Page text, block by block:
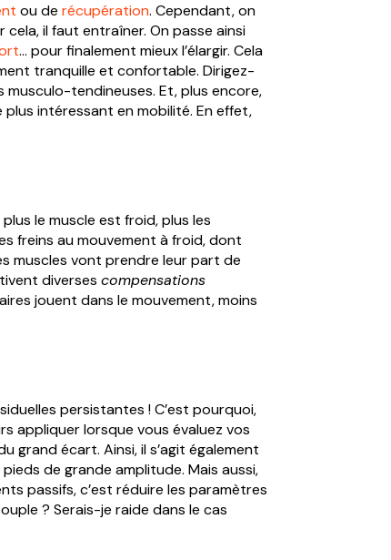
ou derécupération. Cependant, on
il faut entraîner. On passe ainsi
… pour finalement mieux l’élargir. Cela
tranquille et confortable. Dirigez-
tendineuses. Et, plus encore,
intéressant en mobilité. En effet,
plus le muscle est froid, plus les
freins au mouvement à froid, dont
muscles vont prendre leur part de
diversescompensations
jouent dans le mouvement, moins
persistantes ! C’est pourquoi,
appliquer lorsque vous évaluez vos
grand écart. Ainsi, il s’agit également
de grande amplitude. Mais aussi,
passifs, c’est réduire les paramètres
? Serais-je raide dans le cas